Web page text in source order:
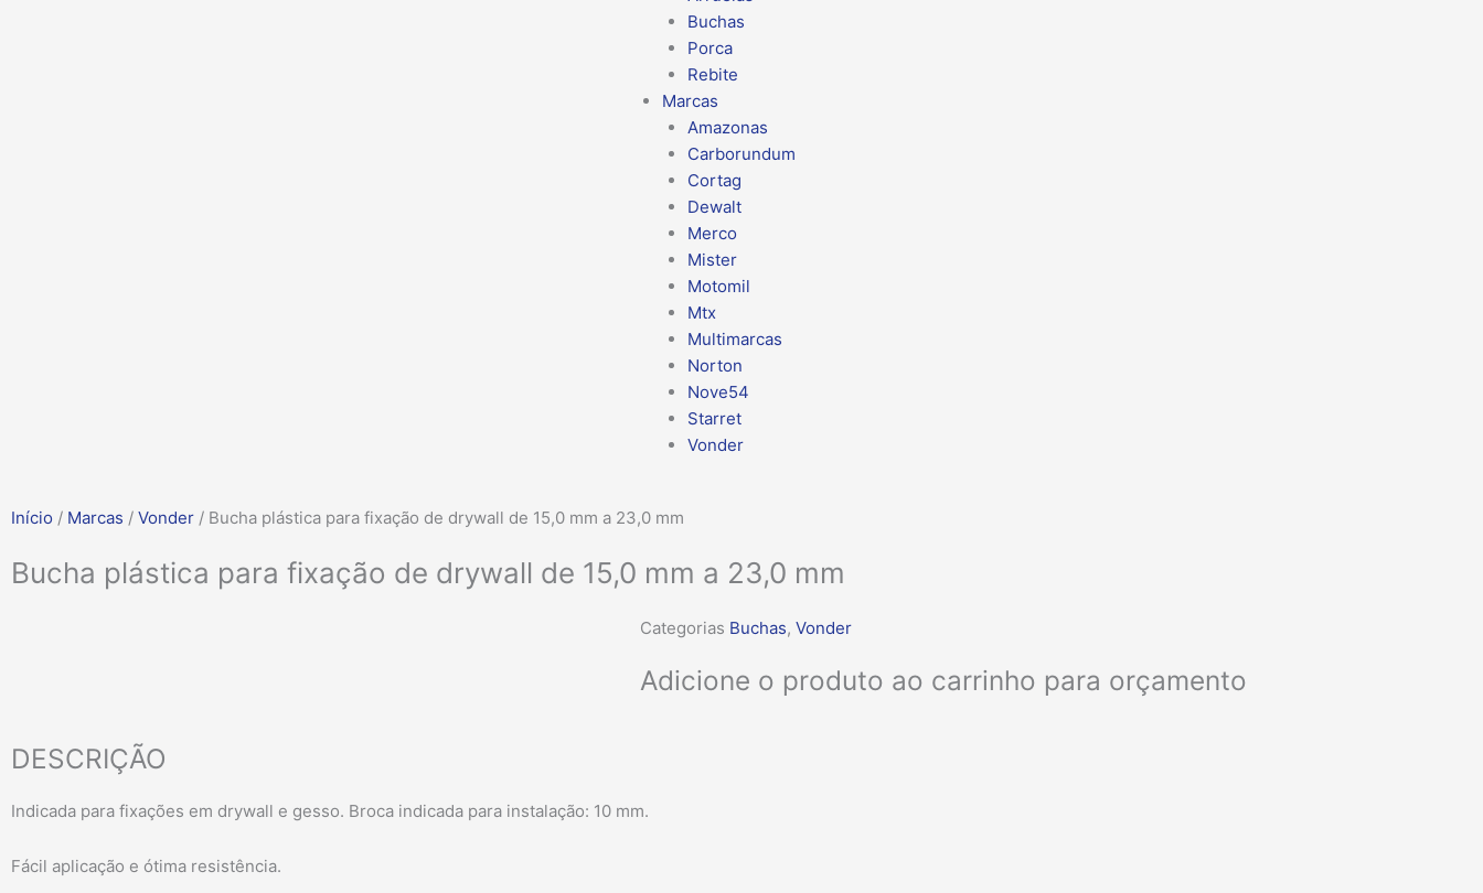
Buchas
Porca
Rebite
Marcas
Amazonas
Carborundum
Cortag
Dewalt
Merco
Mister
Motomil
Mtx
Multimarcas
Norton
Nove54
Starret
Vonder
Início / Marcas / Vonder / Bucha plástica para fixação de drywall de 15,0 mm a 23,0 mm
Bucha plástica para fixação de drywall de 15,0 mm a 23,0 mm
Categorias Buchas, Vonder
Adicione o produto ao carrinho para orçamento
DESCRIÇÃO
Indicada para fixações em drywall e gesso. Broca indicada para instalação: 10 mm.
Fácil aplicação e ótima resistência.